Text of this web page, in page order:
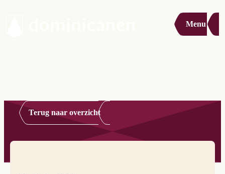
Menu
Terug naar overzicht